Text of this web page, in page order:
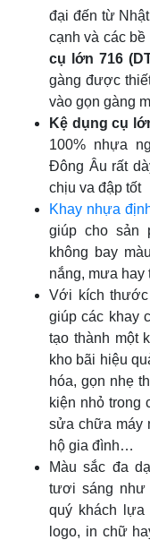
đại đến từ
cạnh và các bề
cụ lớn 716
gàng được
vào gọn gàng
Kệ dụng cụ
100% nhựa
Đông Âu rất
chịu va đập tốt
Khay nhựa
giúp cho sản
không bay
nắng, mưa hay
Với kích
giúp các khay
tạo thành một
kho bãi hiệu
hóa, gọn nhẹ
kiện nhỏ trong
sửa chữa máy
hộ gia đình…
Màu sắc đa
tươi sáng như
quý khách lựa
logo, in chữ